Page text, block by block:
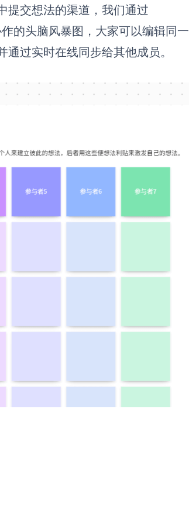
提交想法的渠道，我们通过
的头脑风暴图，大家可以编辑同一
过实时在线同步给其他成员。